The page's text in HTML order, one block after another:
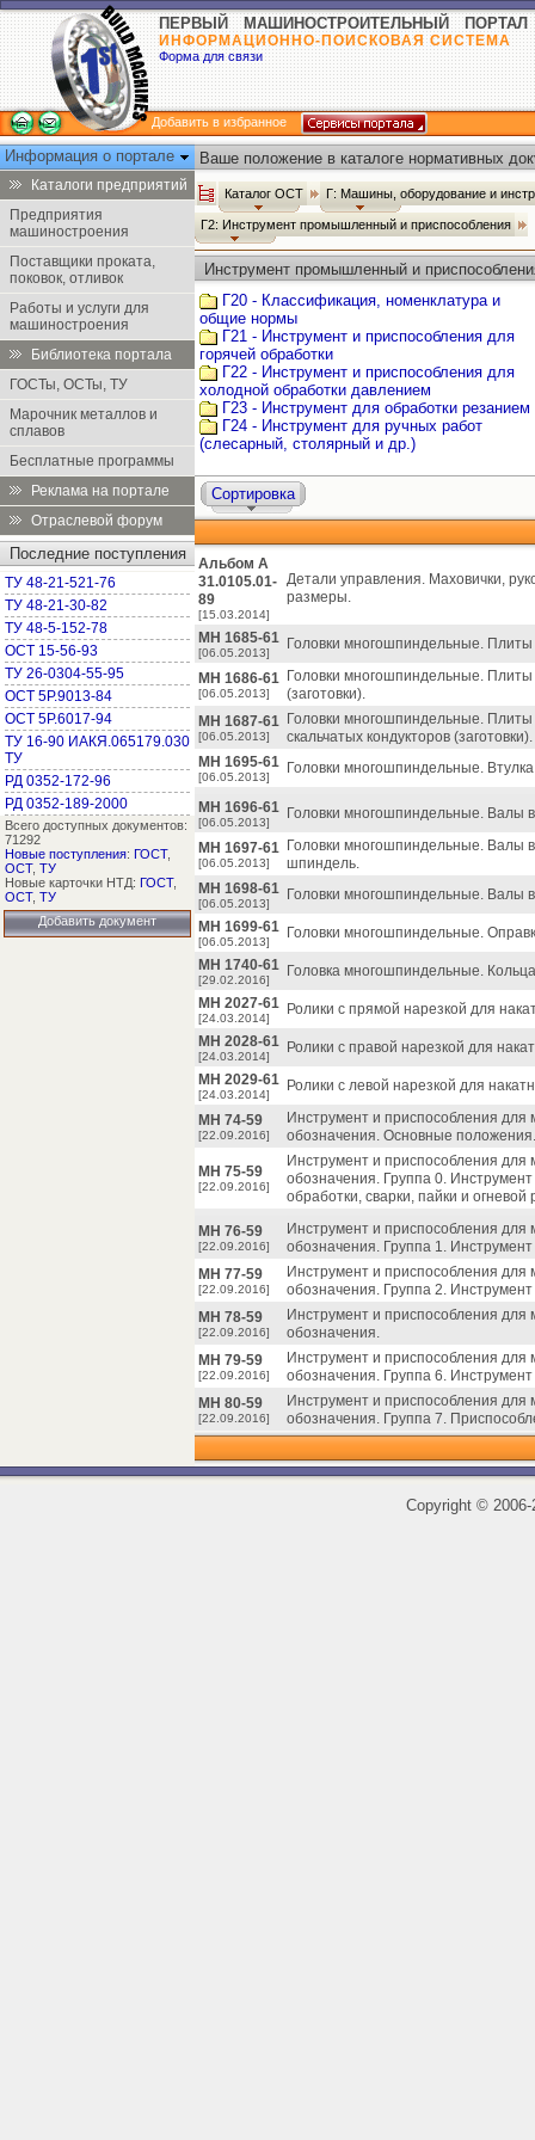
ПЕРВЫЙ МАШИНОСТРОИТЕЛЬНЫЙ ПОРТАЛ
ИНФОРМАЦИОННО-ПОИСКОВАЯ СИСТЕМА
Форма для связи
Добавить в избранное
Информация о портале
Каталоги предприятий
Предприятия
машиностроения
Поставщики проката,
поковок, отливок
Работы и услуги для
машиностроения
Библиотека портала
ГОСТы, ОСТы, ТУ
Марочник металлов и
сплавов
Бесплатные программы
Реклама на портале
Отраслевой форум
Последние поступления
ТУ 48-21-521-76
ТУ 48-21-30-82
ТУ 48-5-152-78
ОСТ 15-56-93
ТУ 26-0304-55-95
ОСТ 5Р.9013-84
ОСТ 5Р.6017-94
ТУ 16-90 ИАКЯ.065179.030
ТУ
РД 0352-172-96
РД 0352-189-2000
Всего доступных документов:
71292
Новые поступления: ГОСТ,
ОСТ, ТУ
Новые карточки НТД: ГОСТ,
ОСТ, ТУ
Добавить документ
Ваше положение в каталоге нормативных
Каталог ОСТ Г: Машины, оборудование и
Г2: Инструмент промышленный и приспособления
Инструмент промышленный и
Г20 - Классификация, номенклатура и
общие нормы
Г21 - Инструмент и приспособления для
горячей обработки
Г22 - Инструмент и приспособления для
холодной обработки давлением
Г23 - Инструмент для обработки резанием
Г24 - Инструмент для ручных работ
(слесарный, столярный и др.)
Сортировка
Альбом А
31.0105.01-
89
[15.03.2014]
Детали управления. Маховички,
размеры.
МН 1685-61
[06.05.2013]
Головки многошпиндельные. Плиты
МН 1686-61
[06.05.2013]
Головки многошпиндельные.
(заготовки).
МН 1687-61
[06.05.2013]
Головки многошпиндельные.
скальчатых кондукторов (заготовки).
МН 1695-61
[06.05.2013]
Головки многошпиндельные.
МН 1696-61
[06.05.2013]
Головки многошпиндельные. Валы
МН 1697-61
[06.05.2013]
Головки многошпиндельные. Валы
шпиндель.
МН 1698-61
[06.05.2013]
Головки многошпиндельные. Валы
МН 1699-61
[06.05.2013]
Головки многошпиндельные.
МН 1740-61
[29.02.2016]
Головка многошпиндельные.
МН 2027-61
[24.03.2014]
Ролики с прямой нарезкой для
МН 2028-61
[24.03.2014]
Ролики с правой нарезкой для
МН 2029-61
[24.03.2014]
Ролики с левой нарезкой для
МН 74-59
[22.09.2016]
Инструмент и приспособления
обозначения. Основные положения.
МН 75-59
[22.09.2016]
Инструмент и приспособления
обозначения. Группа 0.
обработки, сварки, пайки и огневой
МН 76-59
[22.09.2016]
Инструмент и приспособления
обозначения. Группа 1.
МН 77-59
[22.09.2016]
Инструмент и приспособления
обозначения. Группа 2.
МН 78-59
[22.09.2016]
Инструмент и приспособления
обозначения.
МН 79-59
[22.09.2016]
Инструмент и приспособления
обозначения. Группа 6.
МН 80-59
[22.09.2016]
Инструмент и приспособления
обозначения. Группа 7.
Copyright ©